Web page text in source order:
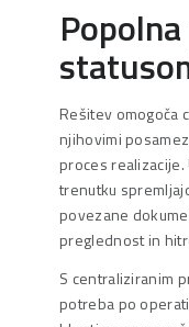
Rešitev omogoča
njihovimi
proces
trenutku
povezane
preglednost in
S centraliziranim
potreba po